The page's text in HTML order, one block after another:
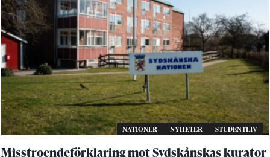
NATIONER NYHETER STUDENTLIV
Misstroendeförklaring mot Sydskånskas kurator